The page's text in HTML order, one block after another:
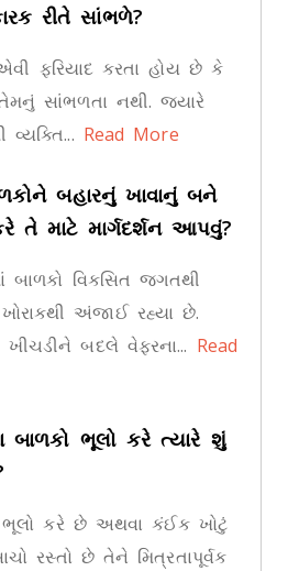
રીતે સાંભળે?
ફરિયાદ કરતા હોય છે કે
સાંભળતા નથી. જ્યારે
વ્યક્તિ... Read More
બહારનું ખાવાનું બને
માટે માર્ગદર્શન આપવું?
બાળકો વિકસિત જગતથી
અંજાઈ રહ્યા છે.
બદલે વેફરના... Read
બાળકો ભૂલો કરે ત્યારે શું
ભૂલો કરે છે અથવા કંઈક ખોટું
રસ્તો છે તેને મિત્રતાપૂર્વક